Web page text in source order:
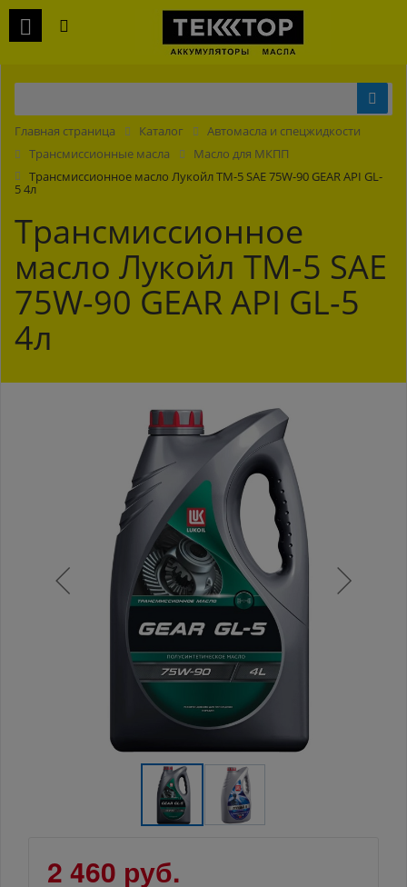
Главная страница Каталог
Автомасла и спецжидкости
Трансмиссионные масла
Масло для МКПП
Трансмиссионное масло Лукойл ТМ-5 SAE 75W-90 GEAR API GL-
5 4л
Трансмиссионное
масло Лукойл ТМ-5 SAE
75W-90 GEAR API GL-5
4л
2 460 руб.